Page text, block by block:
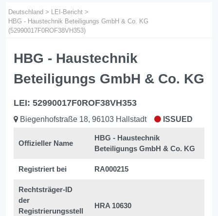
Deutschland > LEI-Bericht >
HBG - Haustechnik Beteiligungs GmbH & Co. KG
(52990017F0ROF38VH353)
HBG - Haustechnik
Beteiligungs GmbH & Co. KG
LEI: 52990017F0ROF38VH353
Biegenhofstraße 18, 96103 Hallstadt ISSUED
Offizieller Name
HBG - Haustechnik
Beteiligungs GmbH & Co. KG
Registriert bei RA000215
Rechtsträger-ID
der
Registrierungsstell
HRA 10630